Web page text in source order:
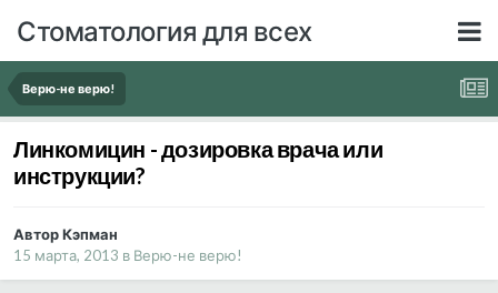
Стоматология для всех
Верю-не верю!
Линкомицин - дозировка врача или
инструкции?
Автор Кэпман
15 марта, 2013 в Верю-не верю!